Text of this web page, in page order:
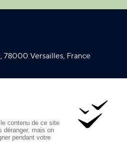
Versailles, France
légales